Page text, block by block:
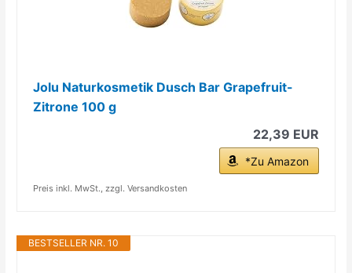
Jolu Naturkosmetik Dusch Bar Grapefruit-
Zitrone 100 g
22,39 EUR
*Zu Amazon
Preis inkl. MwSt., zzgl. Versandkosten
BESTSELLER NR. 10